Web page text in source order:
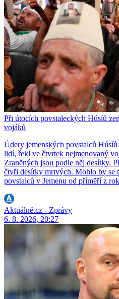
Při útocích povstaleckých Húsíů
vojáků
Údery jemenských povstalců
lidí, řekl ve čtvrtek nejmenovaný
Zraněných jsou podle něj desítky.
čtyři desítky mrtvých. Mohlo by se
povstalců v Jemenu od příměří z
Aktuálně.cz - Zprávy
6. 8. 2026, 20:27